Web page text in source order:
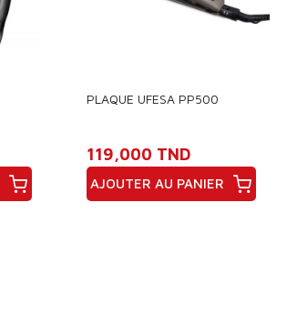
PLAQUE UFESA PP500
119,000 TND
AJOUTER AU PANIER